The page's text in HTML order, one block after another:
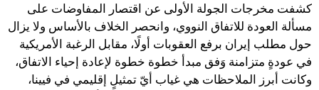
كشفت مخرجات الجولة الأولى عن اقتصار المفاوضات على
مسألة العودة للاتفاق النووي، وانحصر الخلاف بالأساس ولا يزال
حول مطلب إيران برفع العقوبات أولًا، مقابل الرغبة الأمريكية
في عودةٍ متزامنة وَفق مبدأ خطوة خطوة لإعادة إحياء الاتفاق،
وكانت أبرز الملاحظات هي غياب أيّ تمثيلٍ إقليمي في فيينا،